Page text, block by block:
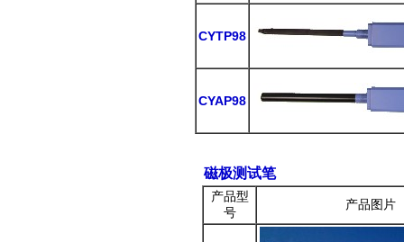
CYTP98
CYAP98
磁极测试笔
产品型
号
产品图片